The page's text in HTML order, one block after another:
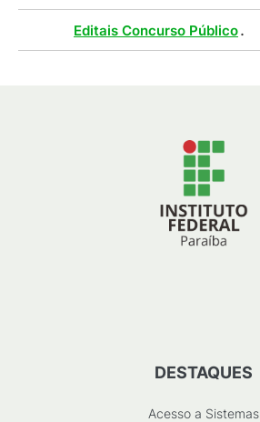
Editais Concurso Público.
DESTAQUES
Acesso a Sistemas